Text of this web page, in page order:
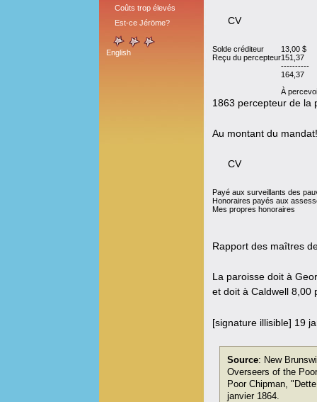
Coûts trop élevés
Est-ce Jéröme?
English
CV
Solde créditeur
13,00 $
Reçu du percepteur151,37
----------
164,37
À
1863 percepteur de la
Au montant du
CV
Payé aux surveillants des
Honoraires payés aux
Mes propres honoraires
Rapport des maîtres
La paroisse doit à
et doit à Caldwell 8,00
[signature illisible] 19
Source: New
Overseers of the
Poor Chipman,
janvier 1864.